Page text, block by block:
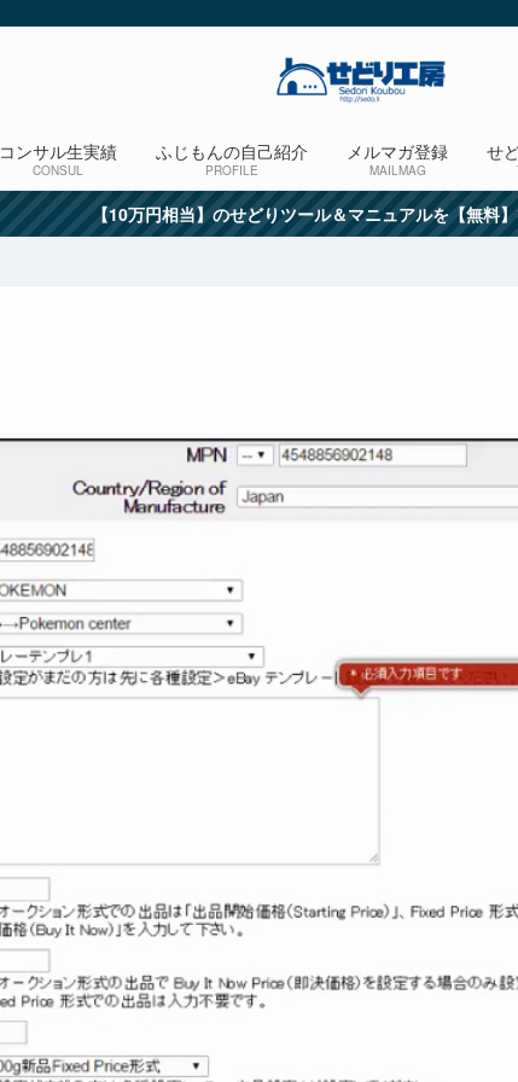
コンサル生実績
CONSUL
ふじもんの自己紹介
PROFILE
メルマガ登録
MAILMAG
せ
【10万円相当】のせどりツール＆マニュアルを【無料